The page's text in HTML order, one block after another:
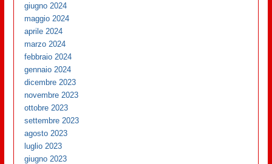
giugno 2024
maggio 2024
aprile 2024
marzo 2024
febbraio 2024
gennaio 2024
dicembre 2023
novembre 2023
ottobre 2023
settembre 2023
agosto 2023
luglio 2023
giugno 2023